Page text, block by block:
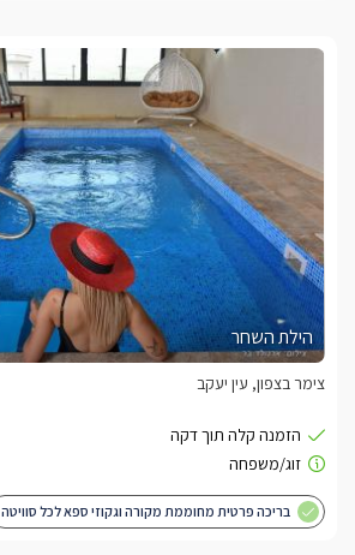
הילת השחר
צימר בצפון, עין יעקב
בריכה פרטית מחוממת מקורה וגקוזי ספא לכל סוויטה